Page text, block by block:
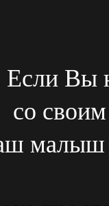
Если Вы
со
малыш